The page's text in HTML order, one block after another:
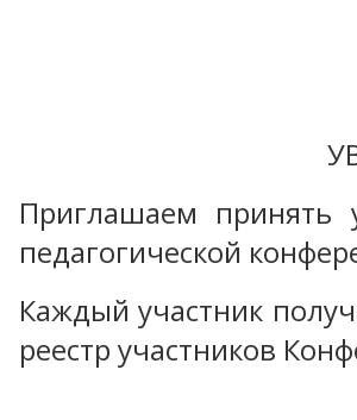
Приглашаем принять
педагогической
Каждый участник
реестр участников